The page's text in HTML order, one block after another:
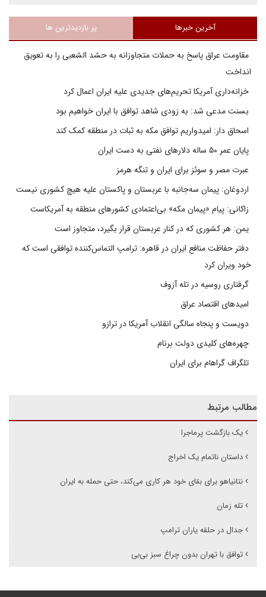
آخرین خبرها پر بازدیدترین ها
مقاومت عراق پاسخ به حملات متجاوزانه به حشد الشعبی را به تعویق
انداخت
خزانه‌داری آمریکا تحریم‌های جدیدی علیه ایران اعمال کرد
بسنت مدعی شد: به زودی شاهد توافق با ایران خواهیم بود
اسحاق دار: امیدواریم توافق مکه به ثبات در منطقه کمک کند
پایان عمر ۵۰ ساله دلارهای نفتی به دست ایران
عبرت مصر و سوئز برای ایران و تنگه هرمز
اردوغان: پیمان سه‌جانبه با عربستان و پاکستان علیه هیچ کشوری نیست
زاکانی: پیام «پیمان مکه» بی‌اعتمادی کشورهای منطقه به آمریکاست
یمن: هر کشوری که در کنار عربستان قرار بگیرد، متجاوز است
دفتر حفاظت منافع ایران در قاهره: ترامپ التماس‌کننده توافقی است که
خود ویران کرد
گرفتاری روسیه در تله آزوف
امیدهای اقتصاد عراق
دویست و پنجاه سالگی انقلاب آمریکا در ترازو
چهره‌های کلیدی دولت برنام
تلگراف گراهام برای ایران
مطالب مرتبط
یک بازگشت پر‌ماجرا
داستان ناتمام یک اخراج
نتانیاهو برای بقای خود هر کاری می‌کند، حتی حمله به ایران
تله زمان
جدال در حلقه یاران ترامپ
توافق با تهران بدون چراغ سبز بی‌بی